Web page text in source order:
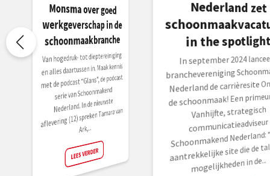
schoonmaakbranche
Van hogedruk- tot dieptereiniging
en alles daartussen in. Maak kennis
met de podcast “Glans”, de podcast
serie van Schoonmakend
Nederland. In de nieuwste
aflevering (12) spreken Tamara van
Ark,...
LEES VERDER
in the spotlight
In september 2024
branchevereniging
Nederland de carrièresite
de schoonmaak! Een
Vanhijfte, strategisch
communicatieadviseur
Schoonmakend Nederland:
aantrekkelijke site die de
mogelijkheden in de...